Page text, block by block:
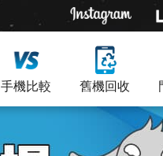
手機比較 舊機回收